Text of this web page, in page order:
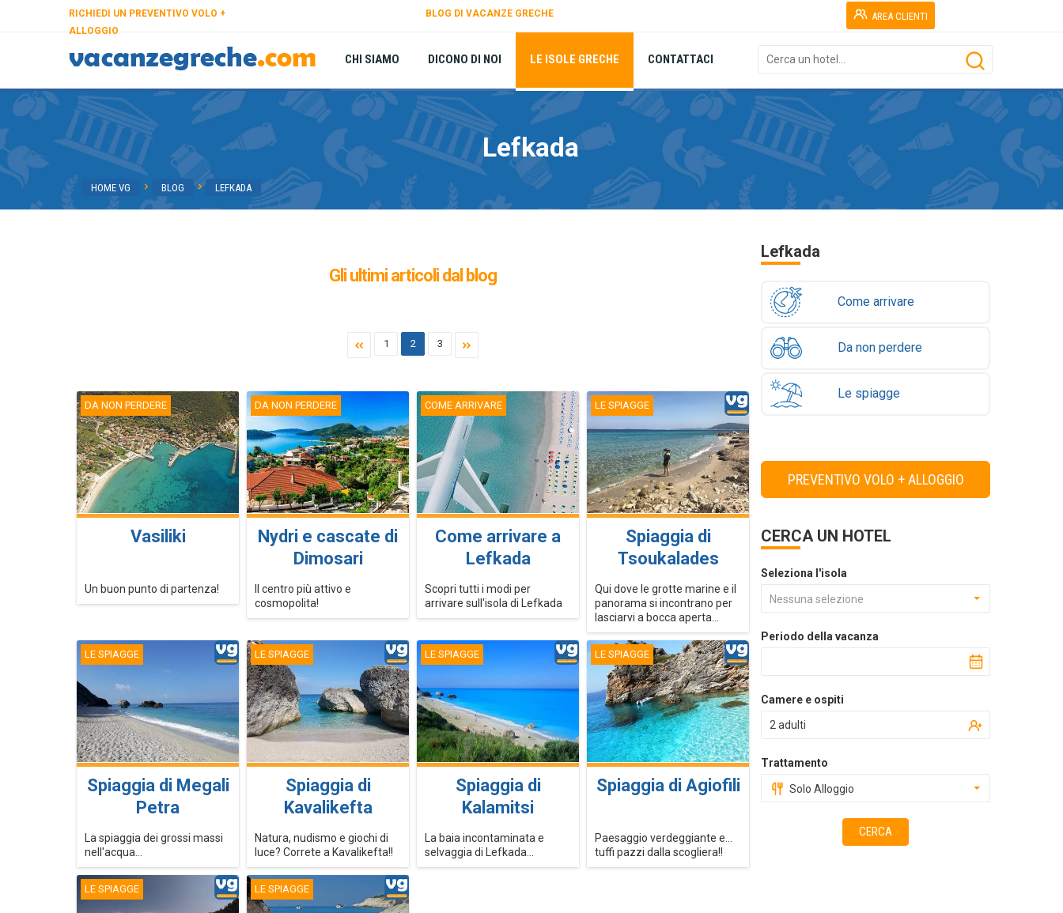
AREA CLIENTI
RICHIEDI UN PREVENTIVO VOLO +
ALLOGGIO
BLOG DI VACANZE GRECHE
CHI SIAMO DICONO DI NOI LE ISOLE GRECHE CONTATTACI
Lefkada
HOME VG BLOG LEFKADA
Gli ultimi articoli dal blog
1 2 3
DA NON PERDERE
Vasiliki
Un buon punto di partenza!
DA NON PERDERE
Nydri e cascate di
Dimosari
Il centro più attivo e
cosmopolita!
COME ARRIVARE
Come arrivare a
Lefkada
Scopri tutti i modi per
arrivare sull'isola di Lefkada
LE SPIAGGE
Spiaggia di
Tsoukalades
Qui dove le grotte marine e il
panorama si incontrano per
lasciarvi a bocca aperta...
LE SPIAGGE
Spiaggia di Megali
Petra
La spiaggia dei grossi massi
nell'acqua...
LE SPIAGGE
Spiaggia di
Kavalikefta
Natura, nudismo e giochi di
luce? Correte a Kavalikefta!!
LE SPIAGGE
Spiaggia di
Kalamitsi
La baia incontaminata e
selvaggia di Lefkada...
LE SPIAGGE
Spiaggia di Agiofili
Paesaggio verdeggiante e...
tuffi pazzi dalla scogliera!!
LE SPIAGGE LE SPIAGGE
Lefkada
Come arrivare
Da non perdere
Le spiagge
PREVENTIVO VOLO + ALLOGGIO
CERCA UN HOTEL
Seleziona l'isola
Nessuna selezione
Periodo della vacanza
Camere e ospiti
2 adulti
Trattamento
Solo Alloggio
CERCA